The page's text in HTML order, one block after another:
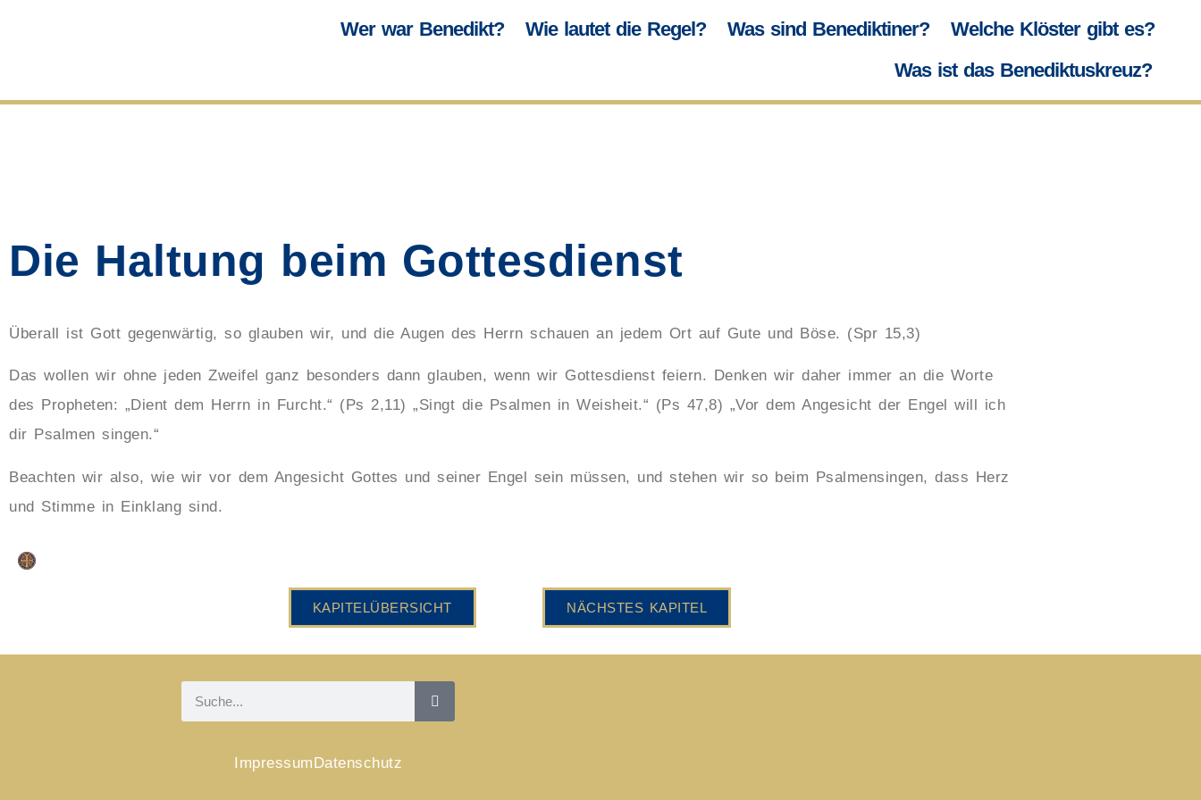
Wer war Benedikt? Wie lautet die Regel? Was sind Benediktiner?
Welche Klöster gibt es?
Was ist das Benediktuskreuz?
Die Haltung beim Gottesdienst
Überall ist Gott gegenwärtig, so glauben wir, und die Augen des Herrn schauen an jedem Ort auf Gute und Böse. (Spr 15,3)
Das wollen wir ohne jeden Zweifel ganz besonders dann glauben, wenn wir Gottesdienst feiern. Denken wir daher immer an die Worte
des Propheten: „Dient dem Herrn in Furcht.“ (Ps 2,11) „Singt die Psalmen in Weisheit.“ (Ps 47,8) „Vor dem Angesicht der Engel will ich
dir Psalmen singen.“
Beachten wir also, wie wir vor dem Angesicht Gottes und seiner Engel sein müssen, und stehen wir so beim Psalmensingen, dass Herz
und Stimme in Einklang sind.
KAPITELÜBERSICHT NÄCHSTES KAPITEL
Impressum Datenschutz